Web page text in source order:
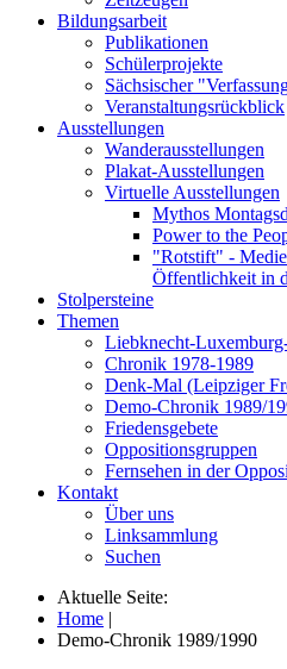
Bildungsarbeit
Publikationen
Schülerprojekte
Sächsischer
Veranstaltungsrückblick
Ausstellungen
Wanderausstellungen
Plakat-Ausstellungen
Virtuelle Ausstellungen
Mythos
Power to the
"Rotstift" -
Öffentlichkeit in
Stolpersteine
Themen
Liebknecht-
Chronik 1978-1989
Denk-Mal (Leipziger
Demo-Chronik 1989/
Friedensgebete
Oppositionsgruppen
Fernsehen in der
Kontakt
Über uns
Linksammlung
Suchen
Aktuelle Seite:
Home |
Demo-Chronik 1989/1990